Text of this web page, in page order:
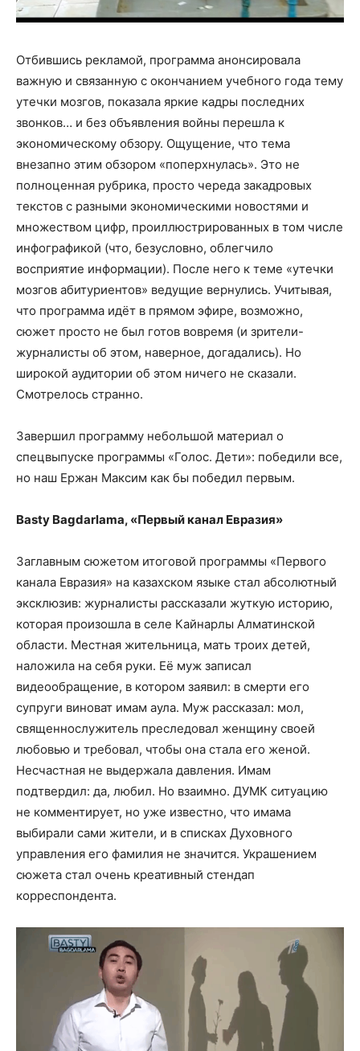
Отбившись рекламой, программа анонсировала
важную и связанную с окончанием учебного года тему
утечки мозгов, показала яркие кадры последних
звонков… и без объявления войны перешла к
экономическому обзору. Ощущение, что тема
внезапно этим обзором «поперхнулась». Это не
полноценная рубрика, просто череда закадровых
текстов с разными экономическими новостями и
множеством цифр, проиллюстрированных в том числе
инфографикой (что, безусловно, облегчило
восприятие информации). После него к теме «утечки
мозгов абитуриентов» ведущие вернулись. Учитывая,
что программа идёт в прямом эфире, возможно,
сюжет просто не был готов вовремя (и зрители-
журналисты об этом, наверное, догадались). Но
широкой аудитории об этом ничего не сказали.
Смотрелось странно.
Завершил программу небольшой материал о
спецвыпуске программы «Голос. Дети»: победили все,
но наш Ержан Максим как бы победил первым.
Basty Bagdarlama, «Первый канал Евразия»
Заглавным сюжетом итоговой программы «Первого
канала Евразия» на казахском языке стал абсолютный
эксклюзив: журналисты рассказали жуткую историю,
которая произошла в селе Кайнарлы Алматинской
области. Местная жительница, мать троих детей,
наложила на себя руки. Её муж записал
видеообращение, в котором заявил: в смерти его
супруги виноват имам аула. Муж рассказал: мол,
священнослужитель преследовал женщину своей
любовью и требовал, чтобы она стала его женой.
Несчастная не выдержала давления. Имам
подтвердил: да, любил. Но взаимно. ДУМК ситуацию
не комментирует, но уже известно, что имама
выбирали сами жители, и в списках Духовного
управления его фамилия не значится. Украшением
сюжета стал очень креативный стендап
корреспондента.